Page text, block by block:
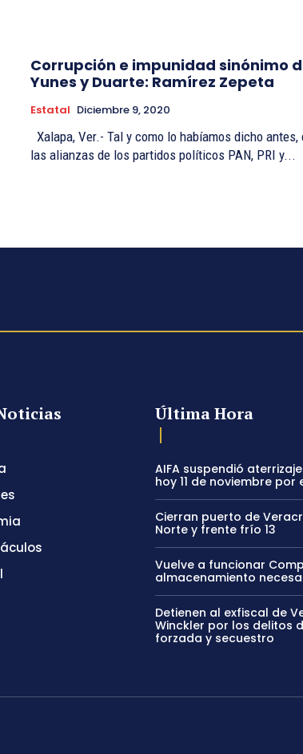
Corrupción e impunidad sinónimo
Yunes y Duarte: Ramírez Zepeta
Estatal Diciembre 9, 2020
las alianzas de los partidos políticos PAN, PRI y...
Última Hora
AIFA suspendió
hoy 11 de noviembre por
Cierran puerto de
Norte y frente frío 13
Vuelve a funcionar
almacenamiento
Detienen al exfiscal de
Winckler por los delitos
forzada y secuestro